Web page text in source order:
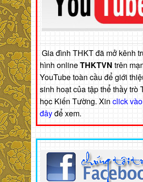
Gia đình THKT đã mở kênh
hình onlineTHKTVN trên
YouTube toàn cầu để giới
sinh hoạt của tập thể thầy trò
học Kiến Tường. Xin click vào
đâyđể xem.